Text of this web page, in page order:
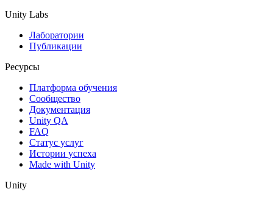
Unity Labs
Лаборатории
Публикации
Ресурсы
Платформа обучения
Сообщество
Документация
Unity QA
FAQ
Статус услуг
Истории успеха
Made with Unity
Unity